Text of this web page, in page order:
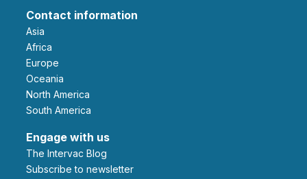
Contact information
Asia
Africa
Europe
Oceania
North America
South America
Engage with us
The Intervac Blog
Subscribe to newsletter